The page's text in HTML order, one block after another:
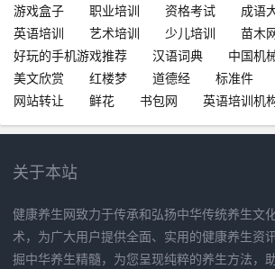
游戏盒子
职业培训 资格考试
成语
英语培训
艺术培训 少儿培训 苗木
好玩的手机游戏推荐
汉语词典
中国机
美文欣赏
红楼梦 道德经 标准件
网站转让
鲜花 书包网 英语培训机
关于本站
健康养生网致力于传承和弘扬中华传统养生文
术，为广大用户提供全面、实用的健康养生资
掘中华养生精髓，为您呈现纯粹的养生方法，